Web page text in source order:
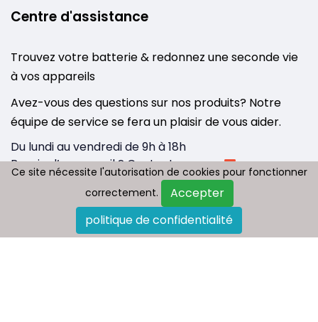
Centre d'assistance
Trouvez votre batterie & redonnez une seconde vie
à vos appareils
Avez-vous des questions sur nos produits? Notre
équipe de service se fera un plaisir de vous aider.
Du lundi au vendredi de 9h à 18h
Besoin d’un conseil ? Contactez-nous :
info@tousbatterie.com
Substack
Ce site nécessite l'autorisation de cookies pour fonctionner
correctement.
Accepter
politique de confidentialité
Ce site nécessite l'autorisation de cookies pour fonctionner
correctement.
Accepter
politique de confidentialité